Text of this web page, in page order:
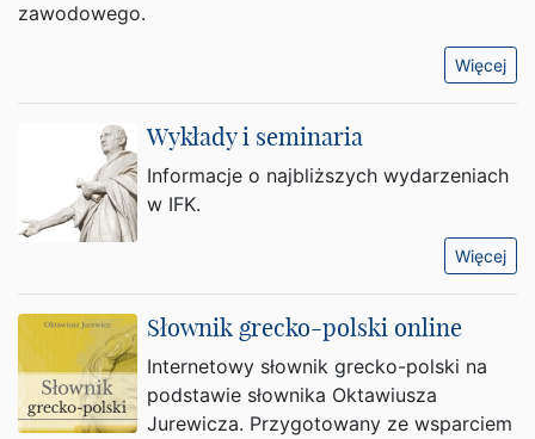
zawodowego.
Więcej
Wykłady i seminaria
Informacje o najbliższych wydarzeniach
w IFK.
Więcej
Słownik grecko-polski online
Internetowy słownik grecko-polski na
podstawie słownika Oktawiusza
Jurewicza. Przygotowany ze wsparciem